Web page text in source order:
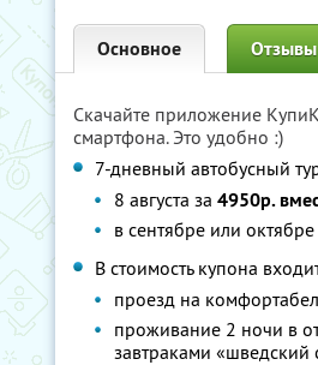
Основное Отзывы
Скачайте приложение
смартфона. Это удобно :)
7-дневный автобусный
8 августа за 4950р.
в сентябре или октябре
В стоимость купона
проезд на
проживание 2 ночи в
завтраками «шведский